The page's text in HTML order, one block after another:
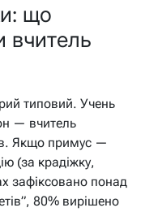
що
вчитель
типовий. Учень
— вчитель
Якщо примус —
(за крадіжку,
зафіксовано понад
80% вирішено